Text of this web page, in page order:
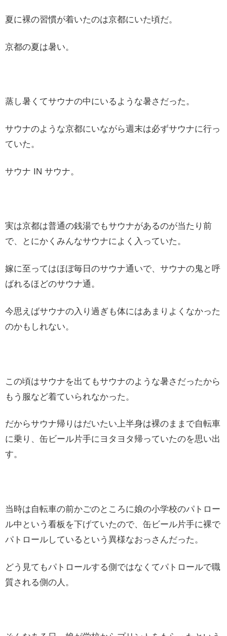
夏に裸の習慣が着いたのは京都にいた頃だ。
京都の夏は暑い。
蒸し暑くてサウナの中にいるような暑さだった。
サウナのような京都にいながら週末は必ずサウナに行っ
ていた。
サウナ IN サウナ。
実は京都は普通の銭湯でもサウナがあるのが当たり前
で、とにかくみんなサウナによく入っていた。
嫁に至ってはほぼ毎日のサウナ通いで、サウナの鬼と呼
ばれるほどのサウナ通。
今思えばサウナの入り過ぎも体にはあまりよくなかった
のかもしれない。
この頃はサウナを出てもサウナのような暑さだったから
もう服など着ていられなかった。
だからサウナ帰りはだいたい上半身は裸のままで自転車
に乗り、缶ビール片手にヨタヨタ帰っていたのを思い出
す。
当時は自転車の前かごのところに娘の小学校のパトロー
ル中という看板を下げていたので、缶ビール片手に裸で
パトロールしているという異様なおっさんだった。
どう見てもパトロールする側ではなくてパトロールで職
質される側の人。